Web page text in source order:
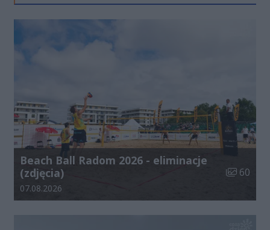
Beach Ball Radom 2026 - eliminacje
(zdjęcia)
Liczba
60
Data dodania galerii:
07.08.2026